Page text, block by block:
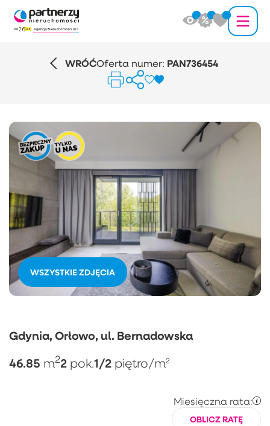
WRÓĆOferta numer: PAN736454
WSZYSTKIE ZDJĘCIA
Gdynia, Orłowo, ul. Bernadowska
46.85 m22 pok.1/2 piętro/m²
Miesięczna rata:
OBLICZ RATĘ